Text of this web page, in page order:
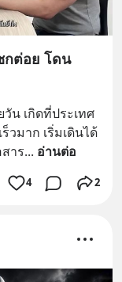
กต่อย โดน
น เกิดที่ประเทศ
วมาก เริ่มเดินได้
าร... อ่านต่อ
4 2